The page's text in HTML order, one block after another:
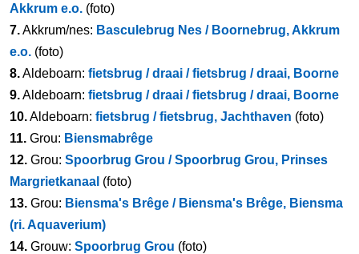
Akkrum e.o. (foto)
7.Akkrum/nes: Basculebrug Nes / Boornebrug, Akkrum
e.o. (foto)
8.Aldeboarn: fietsbrug / draai / fietsbrug / draai, Boorne
9.Aldeboarn: fietsbrug / draai / fietsbrug / draai, Boorne
10.Aldeboarn: fietsbrug / fietsbrug, Jachthaven (foto)
11. Grou: Biensmabrêge
12. Grou: Spoorbrug Grou / Spoorbrug Grou, Prinses
Margrietkanaal (foto)
13. Grou: Biensma's Brêge / Biensma's Brêge, Biensma
(ri. Aquaverium)
14. Grouw: Spoorbrug Grou (foto)